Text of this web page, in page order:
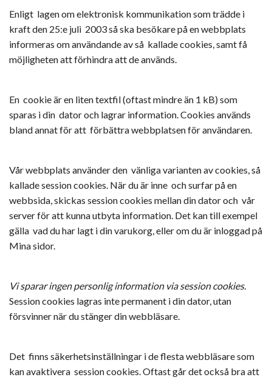
Enligt lagen om elektronisk kommunikation som trädde i
kraft den 25:e juli 2003 så ska besökare på en webbplats
informeras om användande av så kallade cookies, samt få
möjligheten att förhindra att de används.
En cookie är en liten textfil (oftast mindre än 1 kB) som
sparas i din dator och lagrar information. Cookies används
bland annat för att förbättra webbplatsen för användaren.
Vår webbplats använder den vänliga varianten av cookies, så
kallade session cookies. När du är inne och surfar på en
webbsida, skickas session cookies mellan din dator och vår
server för att kunna utbyta information. Det kan till exempel
gälla vad du har lagt i din varukorg, eller om du är inloggad på
Mina sidor.
Vi sparar ingen personlig information via session cookies.
Session cookies lagras inte permanent i din dator, utan
försvinner när du stänger din webbläsare.
Det finns säkerhetsinställningar i de flesta webbläsare som
kan avaktivera session cookies. Oftast går det också bra att